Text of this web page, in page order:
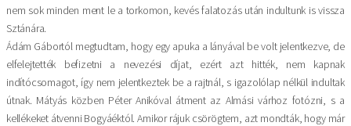
nem sok minden ment le a torkomon, kevés falatozás után indultunk is vissza
Sztánára.
Ádám Gábortól megtudtam, hogy egy apuka a lányával be volt jelentkezve, de
elfelejtették befizetni a nevezési díjat, ezért azt hitték, nem kapnak
indítócsomagot, így nem jelentkeztek be a rajtnál, s igazolólap nélkül indultak
útnak. Mátyás közben Péter Anikóval átment az Almási várhoz fotózni, s a
kellékeket átvenni Bogyáéktól. Amikor rájuk csörögtem, azt mondták, hogy már